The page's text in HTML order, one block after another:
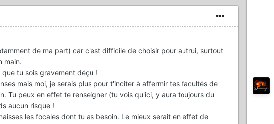
de ma part) car c'est difficile de choisir pour autrui, surtout
main.
tu sois gravement déçu !
mais moi, je serais plus pour t'inciter à affermir tes facultés de
Tu peux en effet te renseigner (tu vois qu'ici, y aura toujours du
aucun risque !
les focales dont tu as besoin. Le mieux serait en effet de